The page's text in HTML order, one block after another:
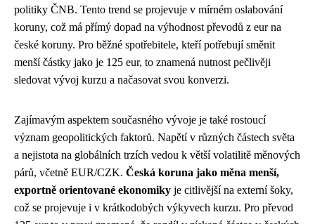
politiky ČNB. Tento trend se projevuje v mírném oslabování
koruny, což má přímý dopad na výhodnost převodů z eur na
české koruny. Pro běžné spotřebitele, kteří potřebují směnit
menší částky jako je 125 eur, to znamená nutnost pečlivěji
sledovat vývoj kurzu a načasovat svou konverzi.
Zajímavým aspektem současného vývoje je také rostoucí
význam geopolitických faktorů. Napětí v různých částech světa
a nejistota na globálních trzích vedou k větší volatilitě měnových
párů, včetně EUR/CZK. Česká koruna jako měna menší,
exportně orientované ekonomiky je citlivější na externí šoky,
což se projevuje i v krátkodobých výkyvech kurzu. Pro převod